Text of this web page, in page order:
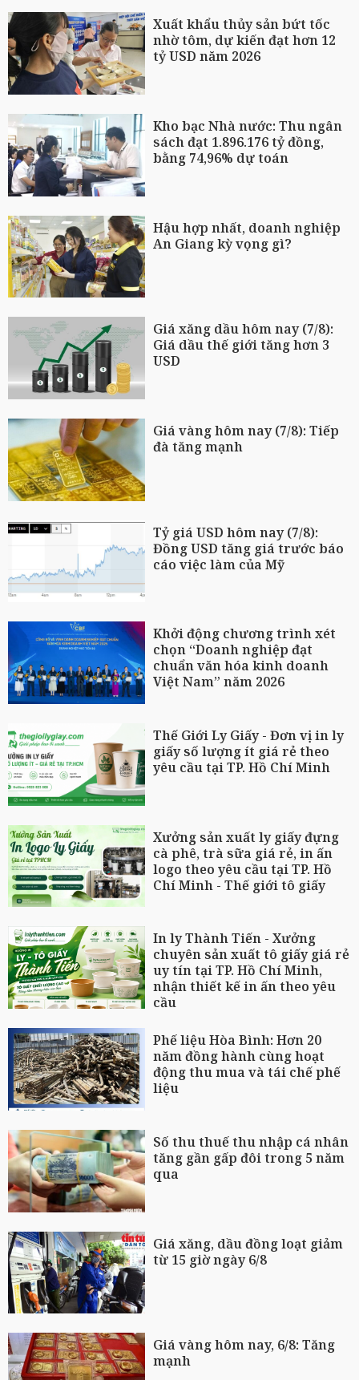
Xuất khẩu thủy sản bứt tốc
nhờ tôm, dự kiến đạt hơn 12
tỷ USD năm 2026
Kho bạc Nhà nước: Thu ngân
sách đạt 1.896.176 tỷ đồng,
bằng 74,96% dự toán
Hậu hợp nhất, doanh nghiệp
An Giang kỳ vọng gì?
Giá xăng dầu hôm nay (7/8):
Giá dầu thế giới tăng hơn 3
USD
Giá vàng hôm nay (7/8): Tiếp
đà tăng mạnh
Tỷ giá USD hôm nay (7/8):
Đồng USD tăng giá trước báo
cáo việc làm của Mỹ
Khởi động chương trình xét
chọn “Doanh nghiệp đạt
chuẩn văn hóa kinh doanh
Việt Nam” năm 2026
Thế Giới Ly Giấy - Đơn vị in ly
giấy số lượng ít giá rẻ theo
yêu cầu tại TP. Hồ Chí Minh
Xưởng sản xuất ly giấy đựng
cà phê, trà sữa giá rẻ, in ấn
logo theo yêu cầu tại TP. Hồ
Chí Minh - Thế giới tô giấy
In ly Thành Tiến - Xưởng
chuyên sản xuất tô giấy giá rẻ
uy tín tại TP. Hồ Chí Minh,
nhận thiết kế in ấn theo yêu
cầu
Phế liệu Hòa Bình: Hơn 20
năm đồng hành cùng hoạt
động thu mua và tái chế phế
liệu
Số thu thuế thu nhập cá nhân
tăng gần gấp đôi trong 5 năm
qua
Giá xăng, dầu đồng loạt giảm
từ 15 giờ ngày 6/8
Giá vàng hôm nay, 6/8: Tăng
mạnh